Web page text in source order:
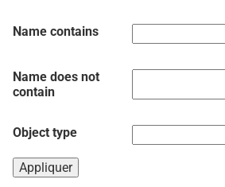
Name contains
Name does not
contain
Object type